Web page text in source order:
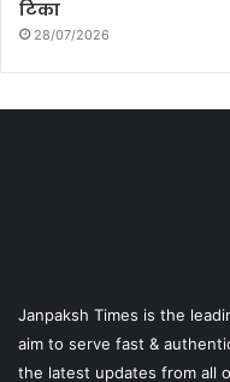
टिका
28/07/2026
Janpaksh Times is the
aim to serve fast &
the latest updates from all